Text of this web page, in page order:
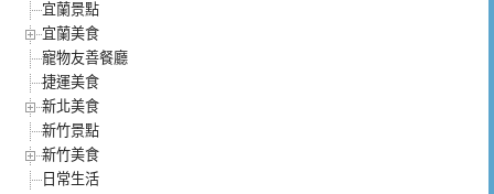
宜蘭景點
宜蘭美食
寵物友善餐廳
捷運美食
新北美食
新竹景點
新竹美食
日常生活